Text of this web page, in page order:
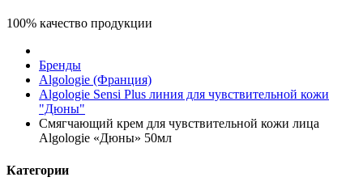
100% качество продукции
Бренды
Algologie (Франция)
Algologie Sensi Plus линия для чувcтвительной кожи
"Дюны"
Смягчающий крем для чувствительной кожи лица
Algologie «Дюны» 50мл
Категории